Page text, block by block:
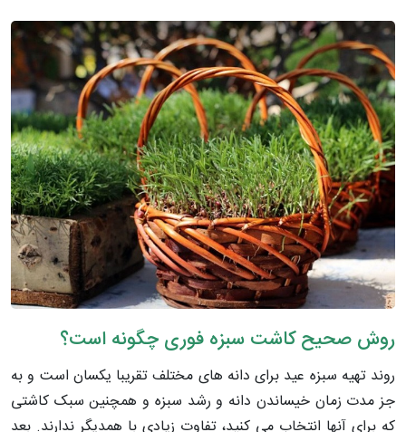
روش صحیح کاشت سبزه فوری چگونه است؟
روند تهیه سبزه عید برای دانه ­های مختلف تقریبا یکسان است و به
جز مدت زمان خیساندن دانه و رشد سبزه و همچنین سبک کاشتی
که برای آنها انتخاب می­ کنید، تفاوت زیادی با همدیگر ندارند. بعد